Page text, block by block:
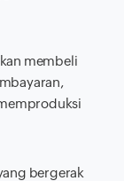
membeli
bergerak